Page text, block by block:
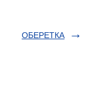
ОБЕРЕТКА